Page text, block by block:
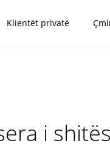
Klientët privatë
i